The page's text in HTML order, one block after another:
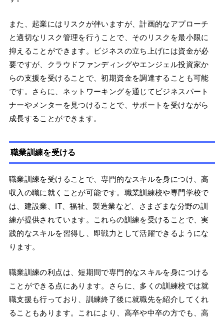
また、起業にはリスクが伴いますが、計画的なアプローチ
と適切なリスク管理を行うことで、そのリスクを最小限に
抑えることができます。ビジネスの立ち上げには資金が必
要ですが、クラウドファンディングやエンジェル投資家か
らの支援を受けることで、初期資金を調達することも可能
です。さらに、ネットワーキングを通じてビジネスパート
ナーやメンターを見つけることで、サポートを受けながら
成長することができます。
職業訓練を受ける
職業訓練を受けることで、専門的なスキルを身につけ、高
収入の職に就くことが可能です。職業訓練校や専門学校で
は、建設業、IT、福祉、製造業など、さまざまな分野の訓
練が提供されています。これらの訓練を受けることで、実
践的なスキルを習得し、即戦力として活躍できるようにな
ります。
職業訓練の利点は、短期間で専門的なスキルを身につける
ことができる点にあります。さらに、多くの訓練校では就
職支援も行っており、訓練終了後に就職先を紹介してくれ
ることもあります。これにより、高卒や中卒の方でも、高